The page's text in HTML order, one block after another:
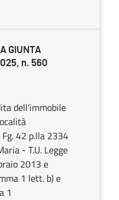
GIUNTA
n. 560
dell’immobile
42 p.lla 2334
- T.U. Legge
2013 e
1 lett. b) e
1